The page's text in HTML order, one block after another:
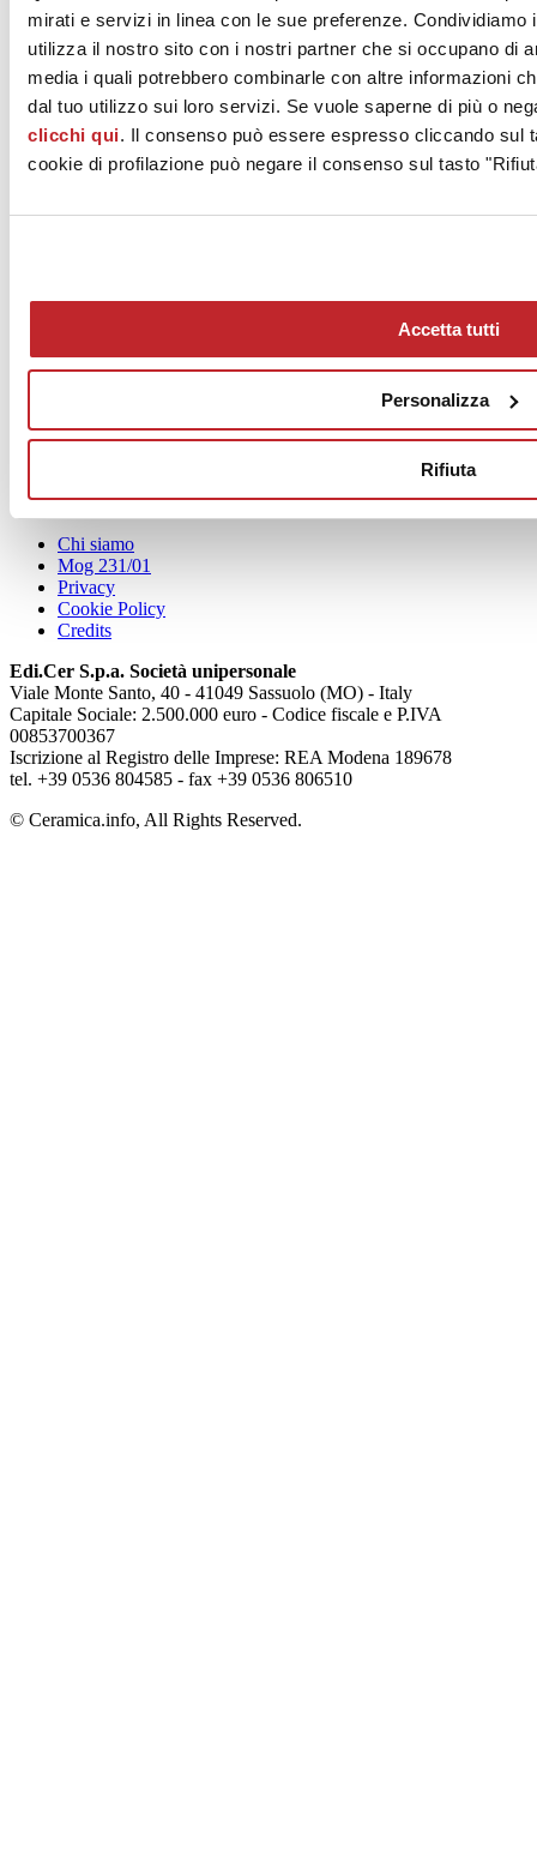
mirati e servizi in linea con le sue preferenze.
utilizza il nostro sito con i nostri partner che si occupano di
media i quali potrebbero combinarle con altre informazioni
dal tuo utilizzo sui loro servizi. Se vuole saperne di più o
clicchi qui. Il consenso può essere espresso cliccando sul
cookie di profilazione può negare il consenso sul tasto
Accetta tutti
Personalizza
Rifiuta
Superfici:
ERGON
GAMBINI Tile on Tim
Leggi tutto >
News
Articoli
Chi siamo
Mog 231/01
Privacy
Cookie Policy
Credits
Edi.Cer S.p.a. Società unipersonale
Viale Monte Santo, 40 - 41049 Sassuolo (MO) - Italy
Capitale Sociale: 2.500.000 euro - Codice fiscale e P.IVA
00853700367
Iscrizione al Registro delle Imprese: REA Modena 189678
tel. +39 0536 804585 - fax +39 0536 806510
© Ceramica.info, All Rights Reserved.